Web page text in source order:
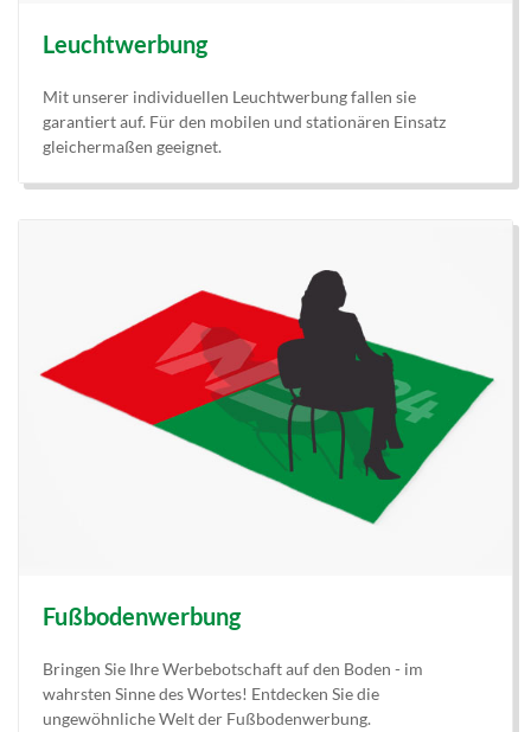
Leuchtwerbung
Mit unserer individuellen Leuchtwerbung fallen sie
garantiert auf. Für den mobilen und stationären Einsatz
gleichermaßen geeignet.
Fußbodenwerbung
Bringen Sie Ihre Werbebotschaft auf den Boden - im
wahrsten Sinne des Wortes! Entdecken Sie die
ungewöhnliche Welt der Fußbodenwerbung.